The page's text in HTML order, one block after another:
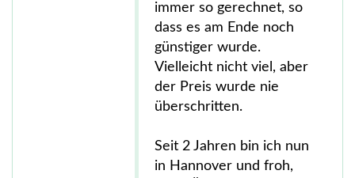
immer so gerechnet, so
dass es am Ende noch
günstiger wurde.
Vielleicht nicht viel, aber
der Preis wurde nie
überschritten.
Seit 2 Jahren bin ich nun
in Hannover und froh,